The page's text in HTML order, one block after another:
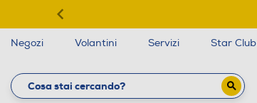
Negozi Volantini Servizi Star Club